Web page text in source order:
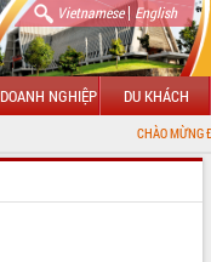
Vietnamese| English
DOANH NGHIỆP DU KHÁCH
CHÀO MỪNG ĐẾN VỚI